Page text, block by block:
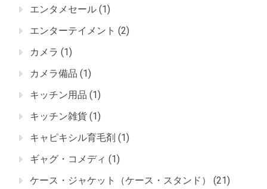
エンタメセール (1)
エンターテイメント (2)
カメラ (1)
カメラ備品 (1)
キッチン用品 (1)
キッチン雑貨 (1)
キャピキシル育毛剤 (1)
ギャグ・コメディ (1)
ケース・ジャケット（ケース・スタンド）
(21)